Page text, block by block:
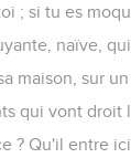
; si tu es
naïve,
maison, sur
qui vont droit
? Qu'il entre